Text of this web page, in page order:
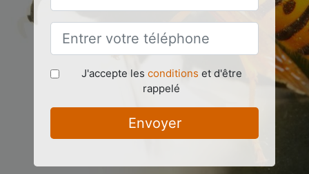
J'accepte les conditions et d'être
rappelé
Envoyer